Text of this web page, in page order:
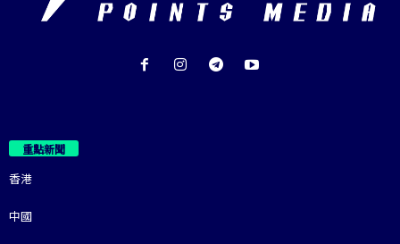
重點新聞
香港
中國